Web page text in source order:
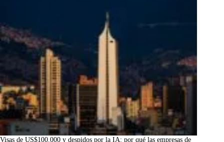
Visas de US$100.000 y despidos por la IA: por qué las empresas de